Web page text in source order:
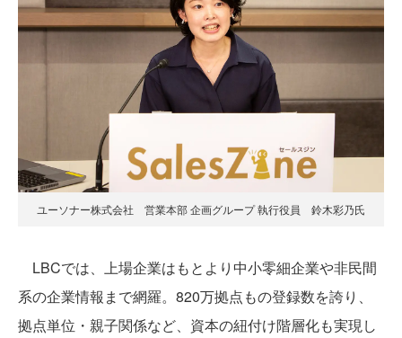
ユーソナー株式会社 営業本部 企画グループ 執行役員 鈴木彩乃氏
LBCでは、上場企業はもとより中小零細企業や非民間
系の企業情報まで網羅。820万拠点もの登録数を誇り、
拠点単位・親子関係など、資本の紐付け階層化も実現し